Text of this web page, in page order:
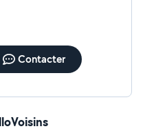
Contacter